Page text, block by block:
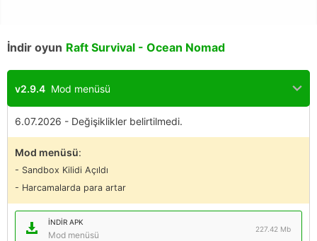
İndir oyun Raft Survival - Ocean Nomad
v2.9.4 Mod menüsü
6.07.2026 - Değişiklikler belirtilmedi.
Mod menüsü:
- Sandbox Kilidi Açıldı
- Harcamalarda para artar
İNDIR APK
Mod menüsü
227.42 Mb